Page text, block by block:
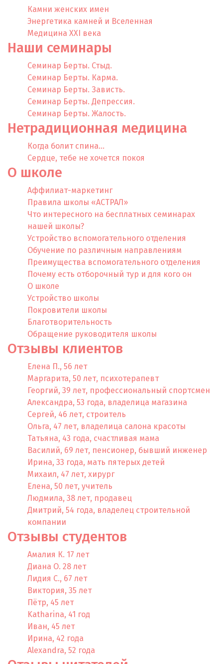
Камни женских имен
Энергетика камней и Вселенная
Медицина XXI века
Наши семинары
Семинар Берты. Стыд.
Семинар Берты. Карма.
Семинар Берты. Зависть.
Семинар Берты. Депрессия.
Семинар Берты. Жалость.
Нетрадиционная медицина
Когда болит спина…
Сердце, тебе не хочется покоя
О школе
Аффилиат-маркетинг
Правила школы «АСТРАЛ»
Что интересного на бесплатных семинарах
нашей школы?
Устройство вспомогательного отделения
Обучение по различным направлениям
Преимущества вспомогательного отделения
Почему есть отборочный тур и для кого он
О школе
Устройство школы
Покровители школы
Благотворительность
Обращение руководителя школы
Отзывы клиентов
Елена П., 56 лет
Маргарита, 50 лет, психотерапевт
Георгий, 39 лет, профессиональный спортсмен
Александра, 53 года, владелица магазина
Сергей, 46 лет, строитель
Ольга, 47 лет, владелица салона красоты
Татьяна, 43 года, счастливая мама
Василий, 69 лет, пенсионер, бывший инженер
Ирина, 33 года, мать пятерых детей
Михаил, 47 лет, хирург
Елена, 50 лет, учитель
Людмила, 38 лет, продавец
Дмитрий, 54 года, владелец строительной
компании
Отзывы​​ студентов
Амалия К. 17 лет
Диана О. 28 лет
Лидия С., 67 лет
Виктория, 35 лет
Пётр, 45 лет
Katharina, 41 год
Иван, 45 лет
Ирина, 42 года
Alexandra, 52 года